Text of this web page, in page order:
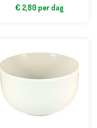
€ 2,80 per dag